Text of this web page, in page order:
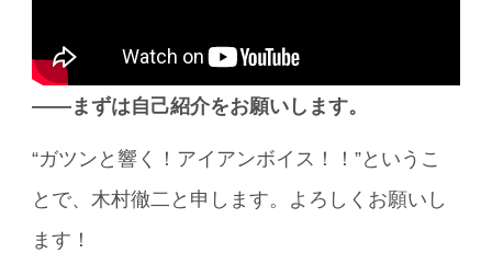
――まずは自己紹介をお願いします。
“ガツンと響く！アイアンボイス！！”というこ
とで、木村徹二と申します。よろしくお願いし
ます！